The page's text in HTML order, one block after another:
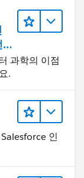
과학의 이점
.
인